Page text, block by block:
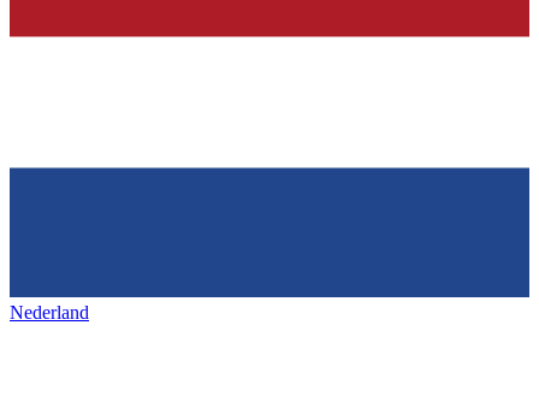
Nederland